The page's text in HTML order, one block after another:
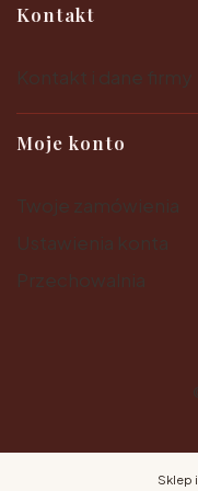
Kontakt
Moje konto
Sklep